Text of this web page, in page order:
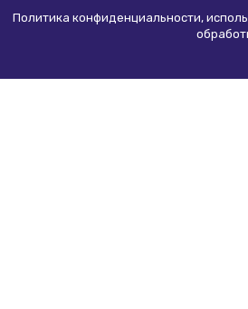
Политика конфиденциальности,